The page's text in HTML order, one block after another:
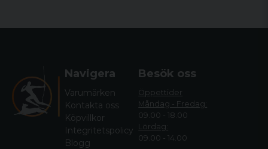
Navigera
Varumärken
Kontakta oss
Köpvillkor
Integritetspolicy
Blogg
Besök oss
Öppettider
Måndag - Fredag:
09.00 - 18.00
Lördag:
09.00 - 14.00